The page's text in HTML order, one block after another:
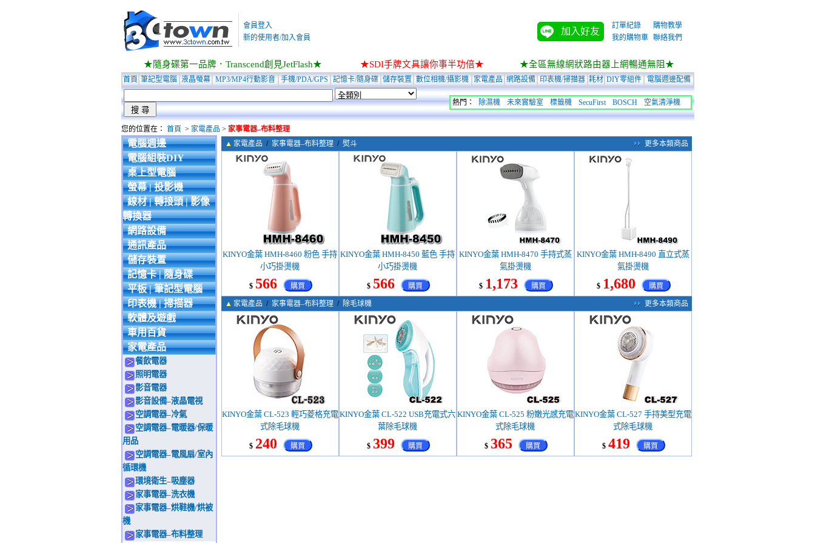
會員登入
新的使用者/加入會員
加入好友
訂單紀錄
購物教學
我的購物車
聯絡我們
★隨身碟第一品牌．Transcend創見JetFlash★ ★SDI手牌文具讓你事半功倍★ ★全區無線網狀路由器上網暢通無阻★
首頁 筆記型電腦 液晶螢幕 MP3/MP4行動影音 手機/PDA/GPS 記憶卡/隨身碟 儲存裝置 數位相機/攝影機 家電產品 網路設備 印表機/掃描器 耗材 DIY零組件 電腦週邊配備
熱門： 除濕機 未來實驗室 標籤機 SecuFirst BOSCH 空氣清淨機
您的位置在： 首頁 > 家電產品 > 家事電器–布料整理
電腦週邊
電腦組裝DIY
桌上型電腦
螢幕 | 投影機
線材 | 轉接頭 | 影像
轉換器
網路設備
通訊產品
儲存裝置
記憶卡 | 隨身碟
平板 | 筆記型電腦
印表機 | 掃描器
軟體及遊戲
車用百貨
家電產品
餐飲電器
照明電器
影音電器
影音設備–液晶電視
空調電器–冷氣
空調電器–電暖器/保暖
用品
空調電器–電風扇/室內
循環機
環境衛生–吸塵器
家事電器–洗衣機
家事電器–烘鞋機/烘被
機
家事電器–布料整理
▲ 家電產品 / 家事電器–布料整理 / 熨斗 更多本類商品
KINYO金葉 HMH-8460 粉色 手持
小巧掛燙機
$ 566 購買
KINYO金葉 HMH-8450 藍色 手持
小巧掛燙機
$ 566 購買
KINYO金葉 HMH-8470 手持式蒸
氣掛燙機
$ 1,173 購買
KINYO金葉 HMH-8490 直立式蒸
氣掛燙機
$ 1,680 購買
▲ 家電產品 / 家事電器–布料整理 / 除毛球機 更多本類商品
KINYO金葉 CL-523 輕巧菱格充電
式除毛球機
$ 240 購買
KINYO金葉 CL-522 USB充電式六
葉除毛球機
$ 399 購買
KINYO金葉 CL-525 粉嫩光感充電
式除毛球機
$ 365 購買
KINYO金葉 CL-527 手持美型充電
式除毛球機
$ 419 購買